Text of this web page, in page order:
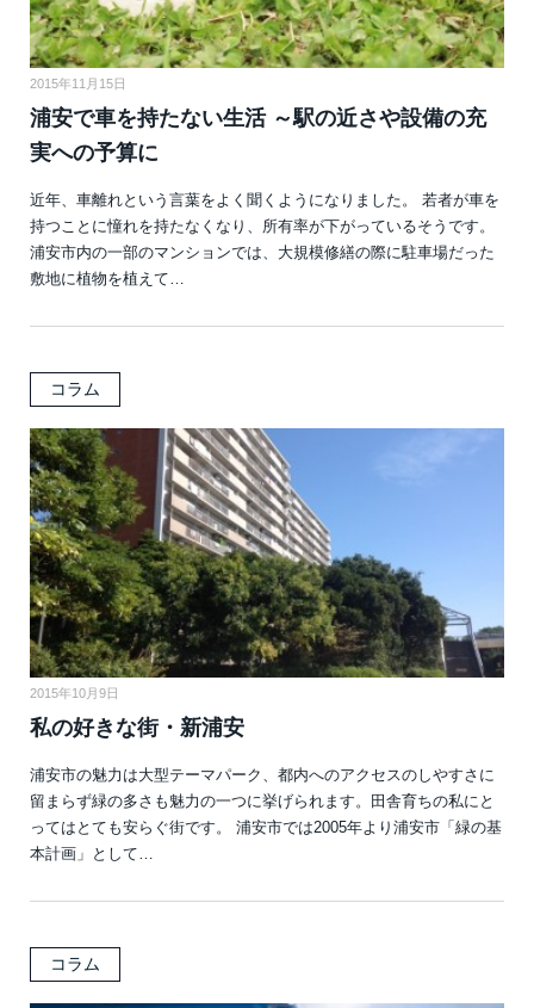
2015年11月15日
浦安で車を持たない生活 ～駅の近さや設備の充
実への予算に
近年、車離れという言葉をよく聞くようになりました。 若者が車を
持つことに憧れを持たなくなり、所有率が下がっているそうです。
浦安市内の一部のマンションでは、大規模修繕の際に駐車場だった
敷地に植物を植えて…
コラム
2015年10月9日
私の好きな街・新浦安
浦安市の魅力は大型テーマパーク、都内へのアクセスのしやすさに
留まらず緑の多さも魅力の一つに挙げられます。田舎育ちの私にと
ってはとても安らぐ街です。 浦安市では2005年より浦安市「緑の基
本計画」として…
コラム